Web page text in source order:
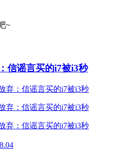
~
信谣言买的i7被i3秒